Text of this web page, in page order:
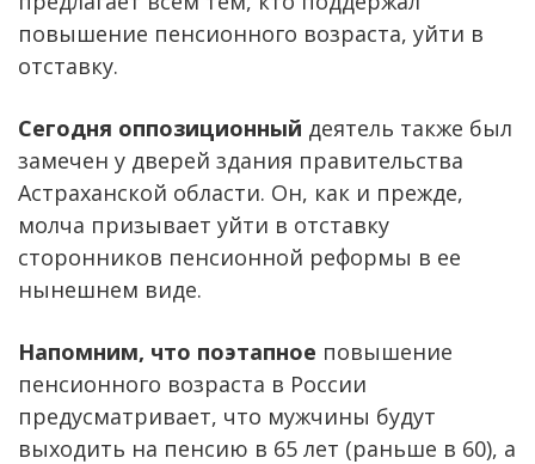
повышение пенсионного возраста, уйти в
отставку.
Сегодня оппозиционный деятель также был
замечен у дверей здания правительства
Астраханской области. Он, как и прежде,
молча призывает уйти в отставку
сторонников пенсионной реформы в ее
нынешнем виде.
Напомним, что поэтапное повышение
пенсионного возраста в России
предусматривает, что мужчины будут
выходить на пенсию в 65 лет (раньше в 60), а